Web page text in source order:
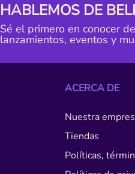
HABLEMOS DE
Sé el primero en conocer
lanzamientos, eventos y
ACERCA DE
Nuestra
Tiendas
Políticas,